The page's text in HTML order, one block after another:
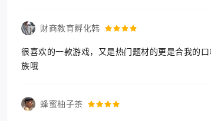
财商教育孵化韩
很喜欢的一款游戏，又是热门题材的更是合我的
族哦
蜂蜜柚子茶